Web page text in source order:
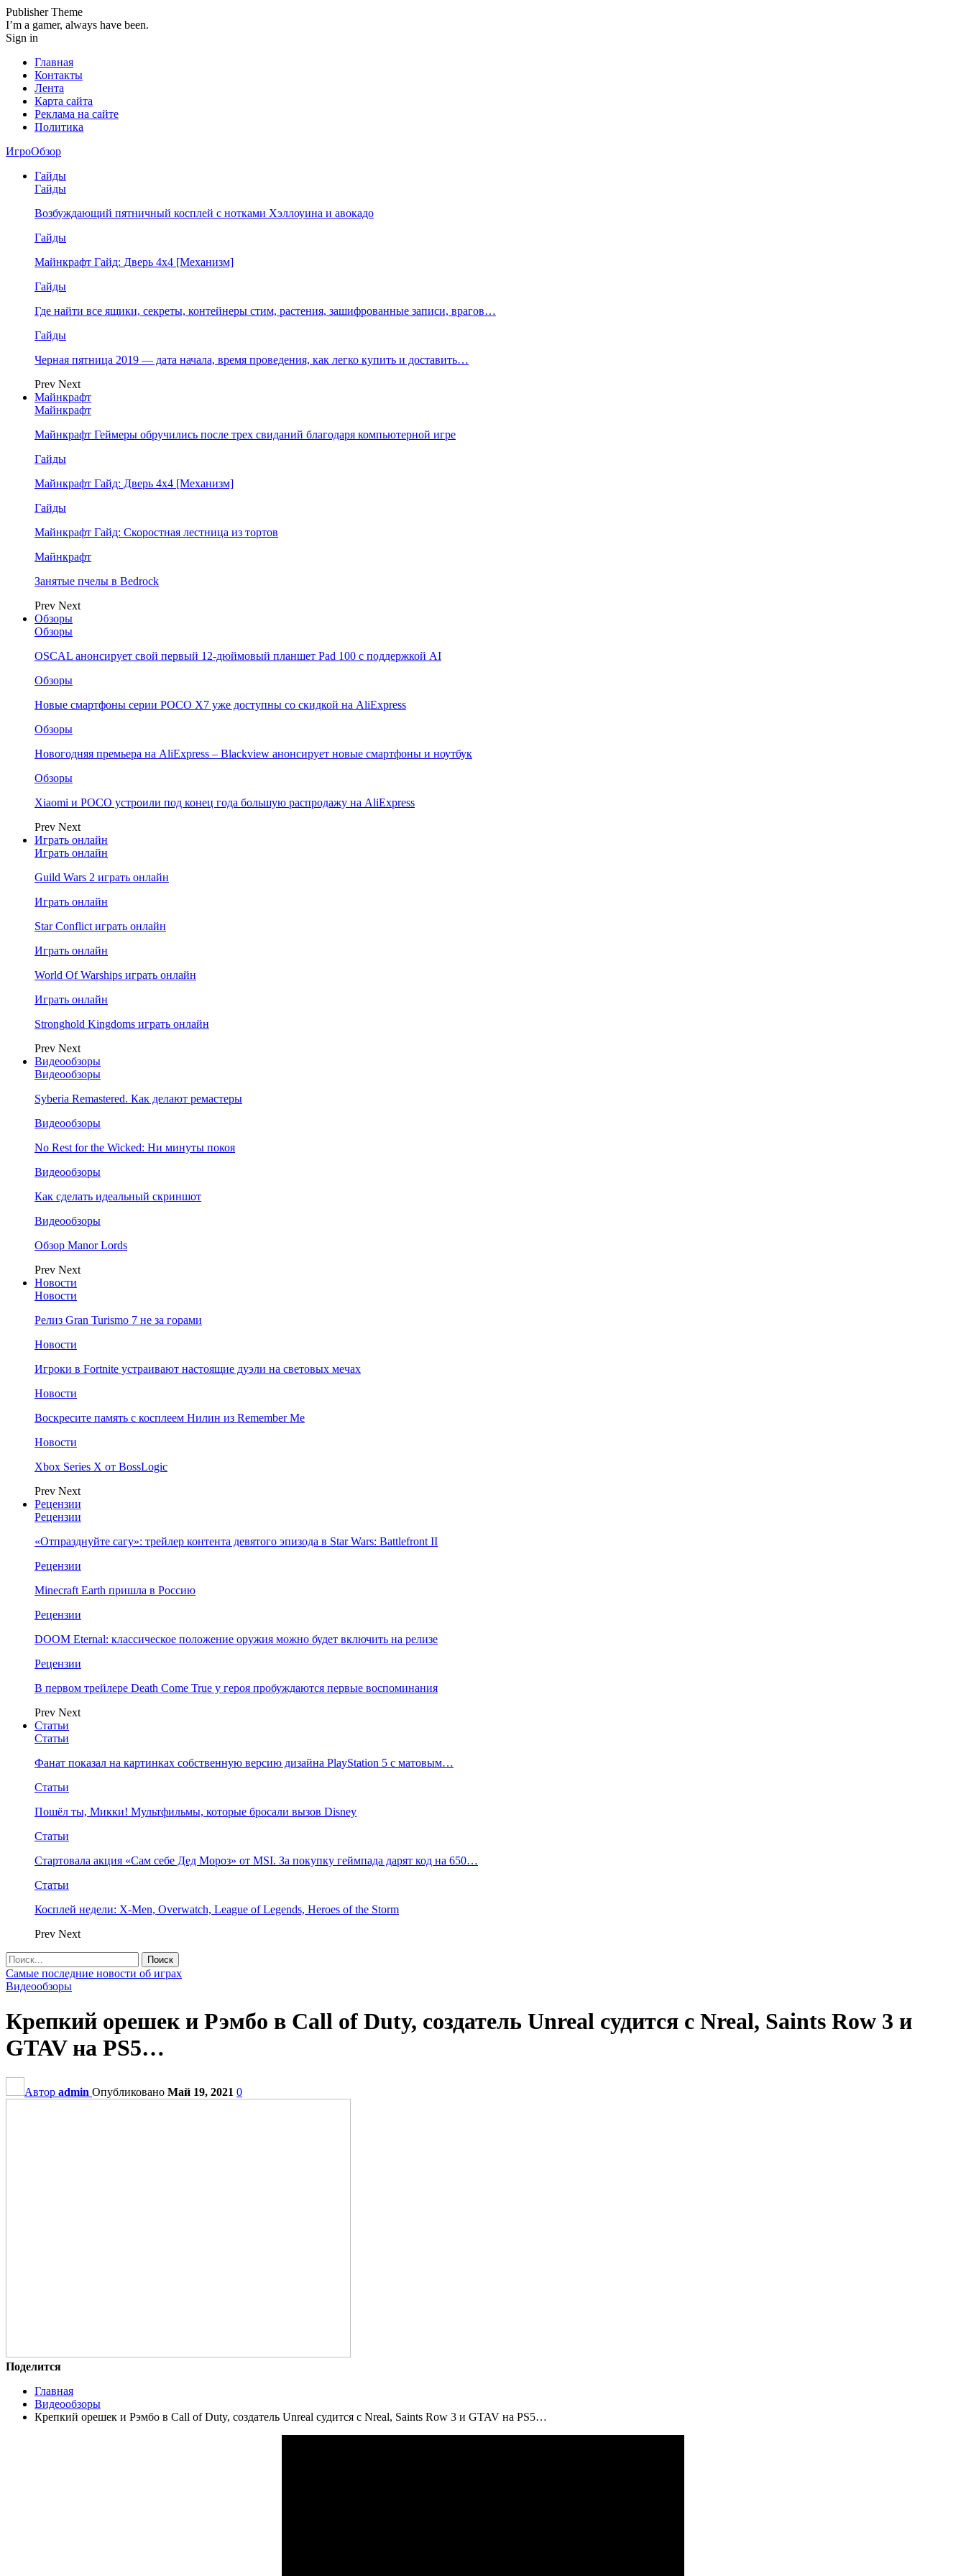
Publisher Theme
I’m a gamer, always have been.
Sign in
Главная
Контакты
Лента
Карта сайта
Реклама на сайте
Политика
ИгроОбзор
Гайды
Гайды
Возбуждающий пятничный косплей с нотками Хэллоуина и авокадо
Гайды
Майнкрафт Гайд: Дверь 4х4 [Механизм]
Гайды
Где найти все ящики, секреты, контейнеры стим, растения, зашифрованные записи, врагов…
Гайды
Черная пятница 2019 — дата начала, время проведения, как легко купить и доставить…
Prev Next
Майнкрафт
Майнкрафт
Майнкрафт Геймеры обручились после трех свиданий благодаря компьютерной игре
Гайды
Майнкрафт Гайд: Дверь 4х4 [Механизм]
Гайды
Майнкрафт Гайд: Скоростная лестница из тортов
Майнкрафт
Занятые пчелы в Bedrock
Prev Next
Обзоры
Обзоры
OSCAL анонсирует свой первый 12-дюймовый планшет Pad 100 с поддержкой AI
Обзоры
Новые смартфоны серии POCO X7 уже доступны со скидкой на AliExpress
Обзоры
Новогодняя премьера на AliExpress – Blackview анонсирует новые смартфоны и ноутбук
Обзоры
Xiaomi и POCO устроили под конец года большую распродажу на AliExpress
Prev Next
Играть онлайн
Играть онлайн
Guild Wars 2 играть онлайн
Играть онлайн
Star Conflict играть онлайн
Играть онлайн
World Of Warships играть онлайн
Играть онлайн
Stronghold Kingdoms играть онлайн
Prev Next
Видеообзоры
Видеообзоры
Syberia Remastered. Как делают ремастеры
Видеообзоры
No Rest for the Wicked: Ни минуты покоя
Видеообзоры
Как сделать идеальный скриншот
Видеообзоры
Обзор Manor Lords
Prev Next
Новости
Новости
Релиз Gran Turismo 7 не за горами
Новости
Игроки в Fortnite устраивают настоящие дуэли на световых мечах
Новости
Воскресите память с косплеем Нилин из Remember Me
Новости
Xbox Series X от BossLogic
Prev Next
Рецензии
Рецензии
«Отпразднуйте сагу»: трейлер контента девятого эпизода в Star Wars: Battlefront II
Рецензии
Minecraft Earth пришла в Россию
Рецензии
DOOM Eternal: классическое положение оружия можно будет включить на релизе
Рецензии
В первом трейлере Death Come True у героя пробуждаются первые воспоминания
Prev Next
Статьи
Статьи
Фанат показал на картинках собственную версию дизайна PlayStation 5 с матовым…
Статьи
Пошёл ты, Микки! Мультфильмы, которые бросали вызов Disney
Статьи
Стартовала акция «Сам себе Дед Мороз» от MSI. За покупку геймпада дарят код на 650…
Статьи
Косплей недели: X-Men, Overwatch, League of Legends, Heroes of the Storm
Prev Next
Самые последние новости об играх
Видеообзоры
Крепкий орешек и Рэмбо в Call of Duty, создатель Unreal судится с Nreal, Saints Row 3 и
GTAV на PS5…
Автор admin Опубликовано Май 19, 2021 0
Поделится
Главная
Видеообзоры
Крепкий орешек и Рэмбо в Call of Duty, создатель Unreal судится с Nreal, Saints Row 3 и GTAV на PS5…